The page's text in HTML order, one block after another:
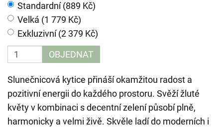
Standardní (889 Kč)
Velká (1 779 Kč)
Exkluzivní (2 379 Kč)
OBJEDNAT
Slunečnicová kytice přináší okamžitou radost a
pozitivní energii do každého prostoru. Svěží žluté
květy v kombinaci s decentní zelení působí plně,
harmonicky a velmi živě. Skvěle ladí do moderních i